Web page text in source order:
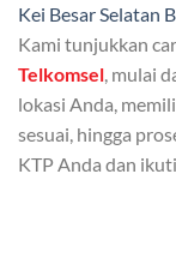
Kuota
untuk jaringan
Tidak Berlaku
Kuota ini
Kei Besar Selatan
Kami tunjukkan
Telkomsel , mulai
lokasi Anda,
sesuai, hingga
KTP Anda dan